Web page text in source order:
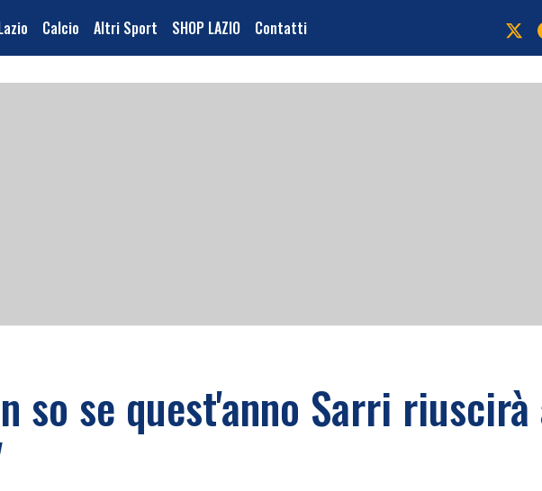
Calcio Altri Sport SHOP LAZIO Contatti
so se quest'anno Sarri